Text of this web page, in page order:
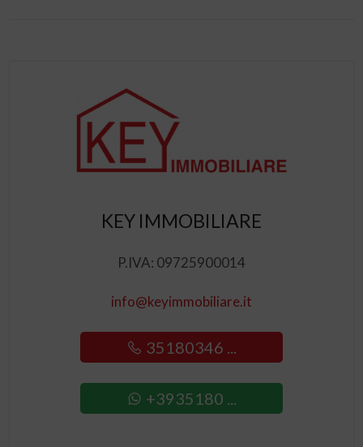
KEY IMMOBILIARE
P.IVA: 09725900014
info@keyimmobiliare.it
35180346 ...
+3935180 ...